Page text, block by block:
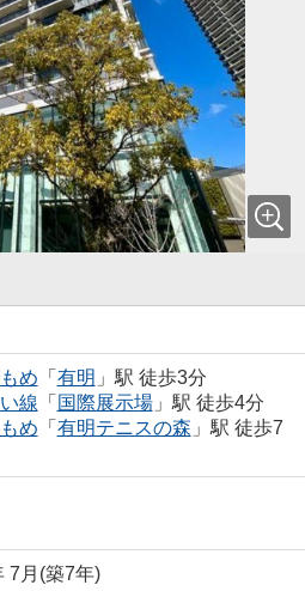
め 「 有明 」駅 徒歩3分
線 「 国際展示場」駅 徒歩4分
め 「 有明テニスの森 」駅 徒歩7
7月(築7年)